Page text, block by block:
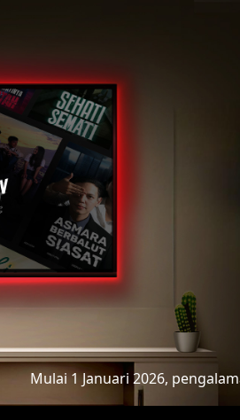
Mulai 1 Januari 2026,